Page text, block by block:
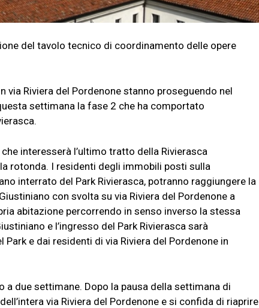
del tavolo tecnico di coordinamento delle opere
Riviera del Pordenone stanno proseguendo nel
settimana la fase 2 che ha comportato
interesserà l’ultimo tratto della Rivierasca
rotonda. I residenti degli immobili posti sulla
interrato del Park Rivierasca, potranno raggiungere la
con svolta su via Riviera del Pordenone a
abitazione percorrendo in senso inverso la stessa
e l’ingresso del Park Rivierasca sarà
e dai residenti di via Riviera del Pordenone in
a due settimane. Dopo la pausa della settimana di
via Riviera del Pordenone e si confida di riaprire